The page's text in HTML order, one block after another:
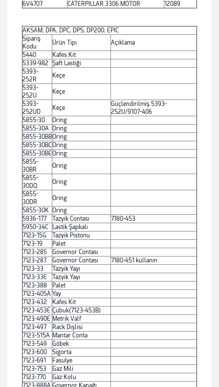
6V4707
CATERPILLAR 3306 MOTOR 12089
AKSAM; DPA; DPC; DPS; DP200; EPIC
Sipariş
Kodu
Ürün Tipi
Açıklama
5440
Kafes Kit
5339-982
Şaft Lastiği
5393-
252R
Keçe
5393-
252U
Keçe
5393-
252UD
Keçe
Güçlendirilmiş 5393-
252U/9107-406
5855-30
Oring
5855-30A Oring
5855-30BBOring
5855-30BCOring
5855-30BEOring
5855-
30BR
Oring
5855-
30DQ
Oring
5855-
30DR
Oring
5855-30K Oring
5936-177
Tazyik Contası
7180-453
5950-34C
Lastik Şapkalı
7123-15G
Tazyik Pistonu
7123-19
Palet
7123-285
Governor Contası
7123-287
Governor Contası
7180-451 kullanın
7123-33
Tazyik Yayı
7123-33E
Tazyik Yayı
7123-388
Palet
7123-405A Yay
7123-432
Kafes Kit
7123-453E Çubuk(7123-453B)
7123-490E Metrik Valf
7123-497
Rack Dişlisi
7123-515A Mantar Conta
7123-549
Göbek
7123-600
Sigorta
7123-691
Fasulye
7123-753
Gaz Mili
7123-770
Gaz Kolu